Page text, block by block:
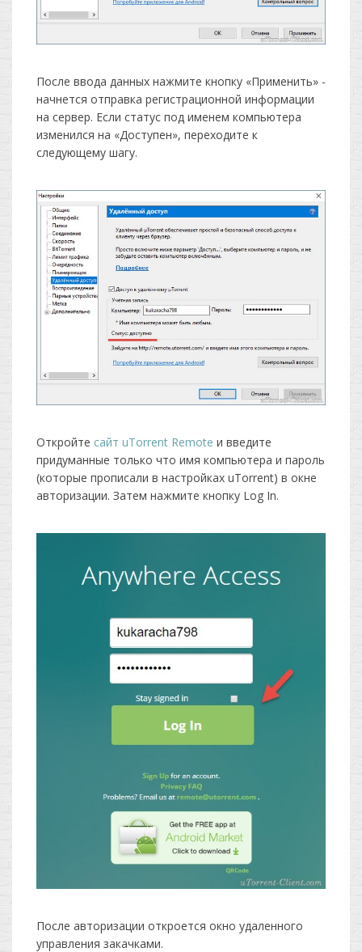
После ввода данных нажмите кнопку «Применить» -
начнется отправка регистрационной информации
на сервер. Если статус под именем компьютера
изменился на «Доступен», переходите к
следующему шагу.
Откройте сайт uTorrent Remote и введите
придуманные только что имя компьютера и пароль
(которые прописали в настройках uTorrent) в окне
авторизации. Затем нажмите кнопку Log In.
После авторизации откроется окно удаленного
управления закачками.